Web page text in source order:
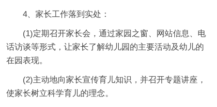
4、家长工作落到实处：
(1)定期召开家长会，通过家园之窗、网站信息、电
话访谈等形式，让家长了解幼儿园的主要活动及幼儿的
在园表现。
(2)主动地向家长宣传育儿知识，并召开专题讲座，
使家长树立科学育儿的理念。